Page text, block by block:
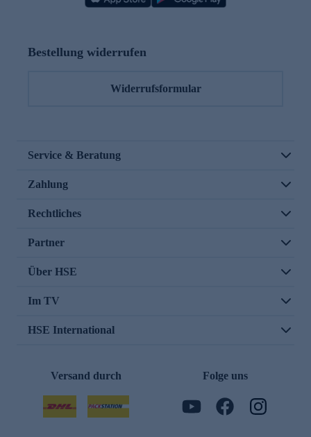
Bestellung widerrufen
Widerrufsformular
Service & Beratung
Zahlung
Rechtliches
Partner
Über HSE
Im TV
HSE International
Versand durch Folge uns